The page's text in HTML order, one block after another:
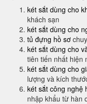
két sắt dùng cho
khách sạn
két sắt dùng cho
tủ đựng hồ sơ
két sắt dùng cho
tiên tiến nhất hiện
két sắt dùng cho
lượng và kích
két sắt công nghệ
nhập khẩu từ hàn